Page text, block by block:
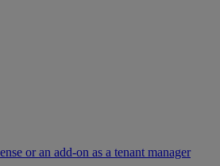
or an add-on as a tenant manager